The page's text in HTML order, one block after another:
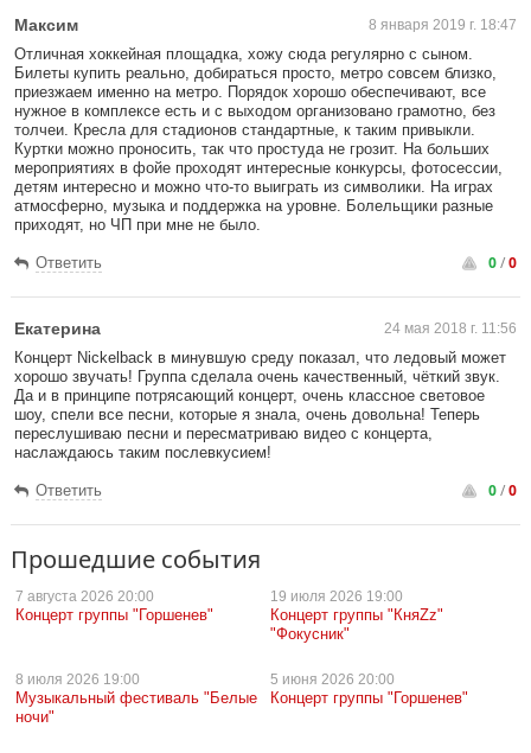
Максим 8 января 2019 г. 18:47
Отличная хоккейная площадка, хожу сюда регулярно с сыном.
Билеты купить реально, добираться просто, метро совсем близко,
приезжаем именно на метро. Порядок хорошо обеспечивают, все
нужное в комплексе есть и с выходом организовано грамотно, без
толчеи. Кресла для стадионов стандартные, к таким привыкли.
Куртки можно проносить, так что простуда не грозит. На больших
мероприятиях в фойе проходят интересные конкурсы, фотосессии,
детям интересно и можно что-то выиграть из символики. На играх
атмосферно, музыка и поддержка на уровне. Болельщики разные
приходят, но ЧП при мне не было.
Ответить 0/0
Екатерина 24 мая 2018 г. 11:56
Концерт Nickelback в минувшую среду показал, что ледовый может
хорошо звучать! Группа сделала очень качественный, чёткий звук.
Да и в принципе потрясающий концерт, очень классное световое
шоу, спели все песни, которые я знала, очень довольна! Теперь
переслушиваю песни и пересматриваю видео с концерта,
наслаждаюсь таким послевкусием!
Ответить 0/0
Прошедшие события
7 августа 2026 20:00
Концерт группы "Горшенев"
19 июля 2026 19:00
Концерт группы "КняZz"
"Фокусник"
8 июля 2026 19:00
Музыкальный фестиваль "Белые
ночи"
5 июня 2026 20:00
Концерт группы "Горшенев"